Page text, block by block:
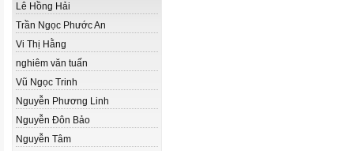
Lê Hồng Hải
Trần Ngọc Phước An
Vi Thị Hằng
nghiêm văn tuấn
Vũ Ngọc Trinh
Nguyễn Phương Linh
Nguyễn Đôn Bảo
Nguyễn Tâm